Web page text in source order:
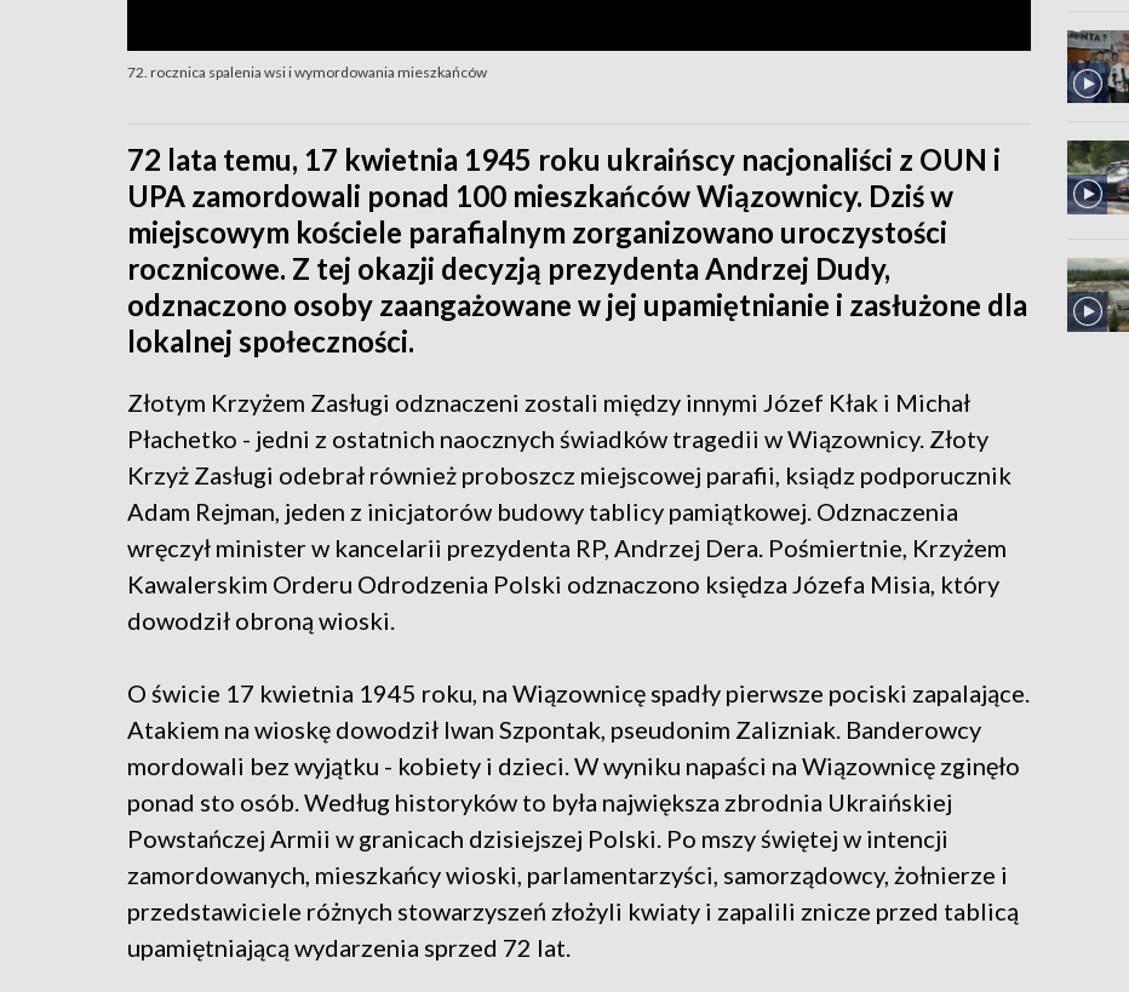
72. rocznica spalenia wsi i wymordowania mieszkańców
72 lata temu, 17 kwietnia 1945 roku ukraińscy nacjonaliści z OUN i
UPA zamordowali ponad 100 mieszkańców Wiązownicy. Dziś w
miejscowym kościele parafialnym zorganizowano uroczystości
rocznicowe. Z tej okazji decyzją prezydenta Andrzej Dudy,
odznaczono osoby zaangażowane w jej upamiętnianie i zasłużone dla
lokalnej społeczności.
Złotym Krzyżem Zasługi odznaczeni zostali między innymi Józef Kłak i Michał
Płachetko - jedni z ostatnich naocznych świadków tragedii w Wiązownicy. Złoty
Krzyż Zasługi odebrał również proboszcz miejscowej parafii, ksiądz podporucznik
Adam Rejman, jeden z inicjatorów budowy tablicy pamiątkowej. Odznaczenia
wręczył minister w kancelarii prezydenta RP, Andrzej Dera. Pośmiertnie, Krzyżem
Kawalerskim Orderu Odrodzenia Polski odznaczono księdza Józefa Misia, który
dowodził obroną wioski.
O świcie 17 kwietnia 1945 roku, na Wiązownicę spadły pierwsze pociski zapalające.
Atakiem na wioskę dowodził Iwan Szpontak, pseudonim Zalizniak. Banderowcy
mordowali bez wyjątku - kobiety i dzieci. W wyniku napaści na Wiązownicę zginęło
ponad sto osób. Według historyków to była największa zbrodnia Ukraińskiej
Powstańczej Armii w granicach dzisiejszej Polski. Po mszy świętej w intencji
zamordowanych, mieszkańcy wioski, parlamentarzyści, samorządowcy, żołnierze i
przedstawiciele różnych stowarzyszeń złożyli kwiaty i zapalili znicze przed tablicą
upamiętniającą wydarzenia sprzed 72 lat.